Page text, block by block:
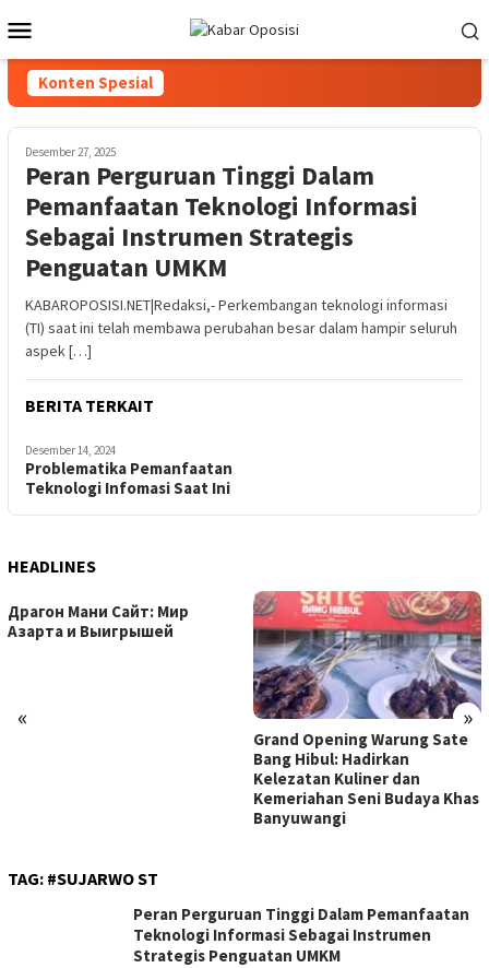
ke
kontenMobile
Konten Spesial
Desember 27, 2025
Peran Perguruan Tinggi Dalam
Pemanfaatan Teknologi Informasi
Sebagai Instrumen Strategis
Penguatan UMKM
KABAROPOSISI.NET|Redaksi,- Perkembangan teknologi informasi
(TI) saat ini telah membawa perubahan besar dalam hampir seluruh
aspek […]
BERITA TERKAIT
Desember 14, 2024
Problematika Pemanfaatan
Teknologi Infomasi Saat Ini
HEADLINES
« »
Драгон Мани Сайт: Мир
Азарта и Выигрышей
Grand Opening Warung Sate
Bang Hibul: Hadirkan
Kelezatan Kuliner dan
Kemeriahan Seni Budaya Khas
Banyuwangi
TAG: #SUJARWO ST
Peran Perguruan Tinggi Dalam Pemanfaatan
Teknologi Informasi Sebagai Instrumen
Strategis Penguatan UMKM